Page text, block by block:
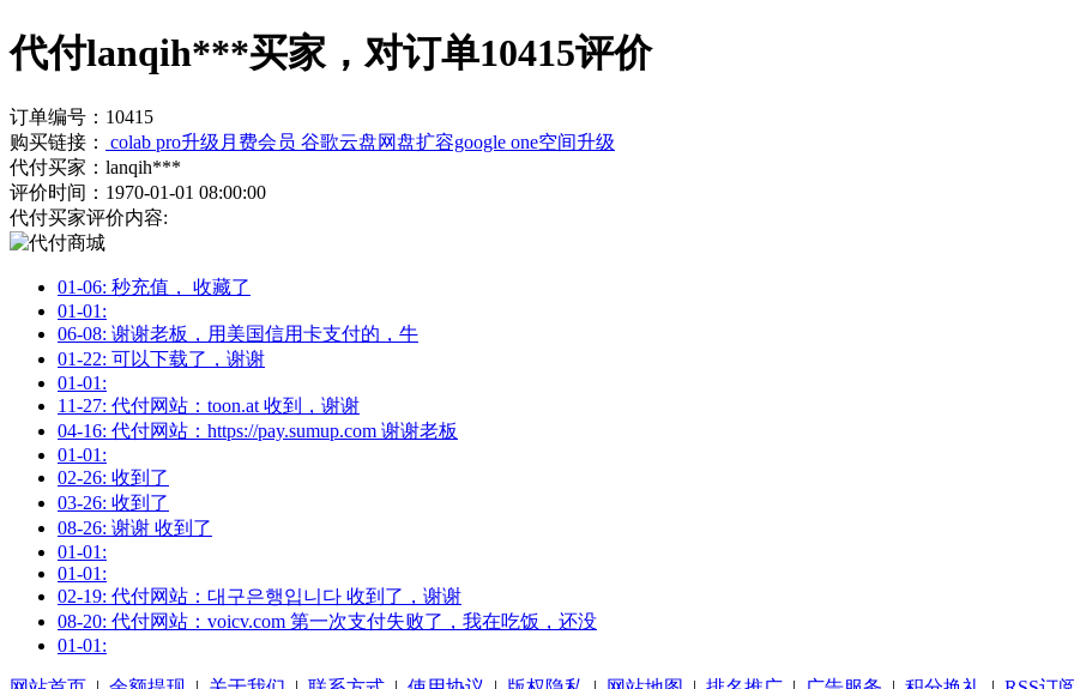
代付lanqih***买家，对订单10415评价
订单编号：10415
购买链接：
colab pro升级月费会员 谷歌云盘网盘扩容google one空间升级
代付买家：lanqih***
评价时间：1970-01-01 08:00:00
代付买家评价内容:
01-06: 秒充值， 收藏了
01-01:
06-08: 谢谢老板，用美国信用卡支付的，牛
01-22: 可以下载了，谢谢
01-01:
11-27: 代付网站：toon.at 收到，谢谢
04-16: 代付网站：https://pay.sumup.com 谢谢老板
01-01:
02-26: 收到了
03-26: 收到了
08-26: 谢谢 收到了
01-01:
01-01:
02-19: 代付网站：대구은행입니다 收到了，谢谢
08-20: 代付网站：voicv.com 第一次支付失败了，我在吃饭，还没
01-01: